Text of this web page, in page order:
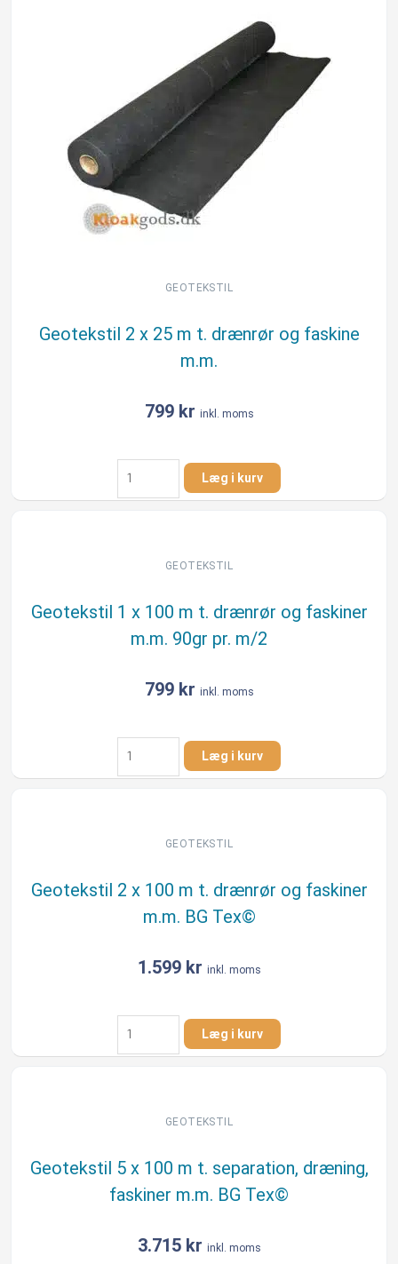
GEOTEKSTIL
Geotekstil 2 x 25 m t. drænrør og faskine
m.m.
799 kr inkl. moms
Geotekstil
x
og
faskine
m.m.
Læg i kurv
GEOTEKSTIL
Geotekstil 1 x 100 m t. drænrør og faskiner
m.m. 90gr pr. m/2
799 kr inkl. moms
Geotekstil
x
og
faskiner
m.m.
Læg i kurv
GEOTEKSTIL
Geotekstil 2 x 100 m t. drænrør og faskiner
m.m. BG Tex©
1.599 kr inkl. moms
Geotekstil
x
og
faskiner
m.m.
Tex©
antal
Læg i kurv
GEOTEKSTIL
Geotekstil 5 x 100 m t. separation, dræning,
faskiner m.m. BG Tex©
3.715 kr inkl. moms